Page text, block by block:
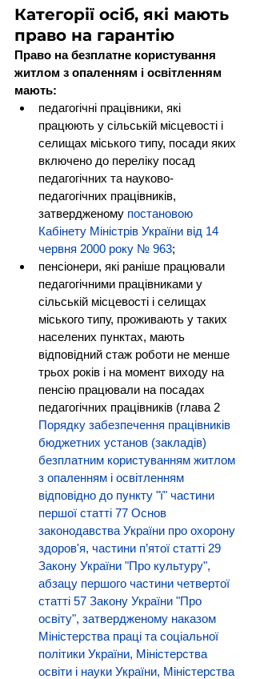
Категорії осіб, які мають
право на гарантію
Право на безплатне користування
житлом з опаленням і освітленням
мають:
педагогічні працівники, які
працюють у сільській місцевості і
селищах міського типу, посади яких
включено до переліку посад
педагогічних та науково-
педагогічних працівників,
затвердженому постановою
Кабінету Міністрів України від 14
червня 2000 року № 963;
пенсіонери, які раніше працювали
педагогічними працівниками у
сільській місцевості і селищах
міського типу, проживають у таких
населених пунктах, мають
відповідний стаж роботи не менше
трьох років і на момент виходу на
пенсію працювали на посадах
педагогічних працівників (глава 2
Порядку забезпечення працівників
бюджетних установ (закладів)
безплатним користуванням житлом
з опаленням і освітленням
відповідно до пункту "ї" частини
першої статті 77 Основ
законодавства України про охорону
здоров'я, частини п’ятої статті 29
Закону України "Про культуру",
абзацу першого частини четвертої
статті 57 Закону України "Про
освіту", затвердженому наказом
Міністерства праці та соціальної
політики України, Міністерства
освіти і науки України, Міністерства